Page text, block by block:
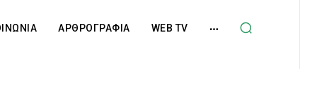
ΑΡΘΡΟΓΡΑΦΙΑ WEB TV